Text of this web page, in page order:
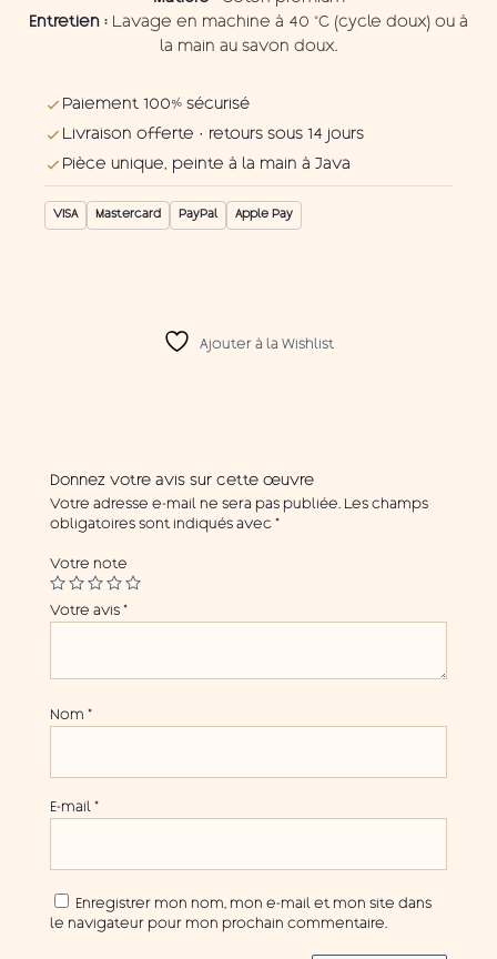
Entretien : Lavage en machine à 40 °C (cycle doux) ou à
la main au savon doux.
Paiement 100% sécurisé
Livraison offerte · retours sous 14 jours
Pièce unique, peinte à la main à Java
VISA Mastercard PayPal Apple Pay
Ajouter à la Wishlist
Donnez votre avis sur cette œuvre
Votre adresse e-mail ne sera pas publiée. Les champs
obligatoires sont indiqués avec *
Votre note
Votre avis *
Nom *
E-mail *
Enregistrer mon nom, mon e-mail et mon site dans
le navigateur pour mon prochain commentaire.